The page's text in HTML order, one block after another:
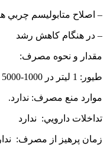
– اصلاح متابوليسم چربي
– در هنگام كاهش رشد
مقدار و نحوه مصرف:
طيور: 1 ليتر در 1000-5000 ليتر آب آَشاميدني به مدت 5-3 روز متوالي
موارد منع مصرف: ندارد.
تداخلات دارويي: ندارد
زمان پرهيز از مصرف: